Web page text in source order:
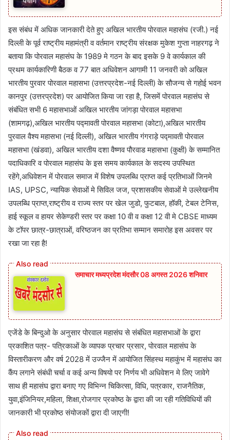
इस संबंध में अधिक जानकारी देते हुए अखिल भारतीय पोरवाल महासंघ (रजी.) नई
दिल्ली के पूर्व राष्ट्रीय महामंत्री व वर्तमान राष्ट्रीय संरक्षक मुकेश गुप्ता नाहरगढ़ ने
बताया कि पोरवाल महासंघ के 1989 मे गठन के बाद इसके 9 वे कार्यकाल की
प्रथम कार्यकारिणी बैठक व 77 बात अधिवेशन आगामी 11 जनवरी को अखिल
भारतीय पुरवार पोरवाल महासभा (उत्तरप्रदेश-नई दिल्ली) के सौजन्य से गहोई भवन
कानपुर (उत्तरप्रदेश) पर आयोजित किया जा रहा है, जिसमें पोरवाल महासंघ से
संबंधित सभी 6 महासभाओं अखिल भारतीय जांगड़ा पोरवाल महासभा
(शामगढ़),अखिल भारतीय पद्मावती पोरवाल महासभा (कोटा),अखिल भारतीय
पुरवाल वैश्य महासभा (नई दिल्ली), अखिल भारतीय गंगराड़े पद्मावती पोरवाल
महासभा (खंडवा), अखिल भारतीय दशा वैष्णव पौरवाड महासभा (कुक्षी) के सम्मानित
पदाधिकारि व पोरवाल महासंघ के इस समय कार्यकाल के सदस्य उपस्थित
रहेंगे,अधिवेशन में पोरवाल समाज में विशेष उपलब्धि प्राप्त कई प्रतिभाओं जिनमे
IAS, UPSC, न्यायिक सेवाओं मे सिविल जज, प्रशासकीय सेवाओं मे उल्लेखनीय
उपलब्धि प्राप्त,राष्ट्रीय व राज्य स्तर पर खेल जुडो, फुटबाल, हॉकी, टेबल टेनिस,
हाई स्कूल व हायर सेकेण्डरी स्तर पर कक्षा 10 वी व कक्षा 12 वी मे CBSE माध्यम
के टॉपर छात्र-छात्राओं, वरिष्ठजन का प्रतिभा सम्मान समारोह इस अवसर पर
रखा जा रहा है!
समाचार मध्यप्रदेश मंदसौर 08 अगस्त 2026 शनिवार
एजेंडे के बिन्दुओ के अनुसार पोरवाल महासंघ से संबंधित महासभाओं के द्वारा
प्रकाशित पत्र- पत्रिकाओं के व्यापक प्रचार प्रसार, पोरवाल महासंघ के
विस्तारीकरण और वर्ष 2028 में उज्जैन में आयोजित सिंहस्थ महाकुंभ में महासंघ का
कैंप लगाने संबंधी चर्चा व कई अन्य विषयो पर निर्णय भी अधिवेशन मे लिए जावेगे
साथ ही महासंघ द्वारा बनाए गए विभिन्न चिकित्सा, विधि, पत्रकार, राजनैतिक,
युवा,इंजिनियर,महिला, शिक्षा,रोजगार प्रकोष्ठ के द्वारा की जा रही गतिविधियों की
जानकारी भी प्रकोष्ठ संयोजकों द्वारा दी जाएगी!